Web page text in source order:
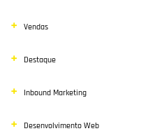
Vendas
Destaque
Inbound Marketing
Desenvolvimento Web